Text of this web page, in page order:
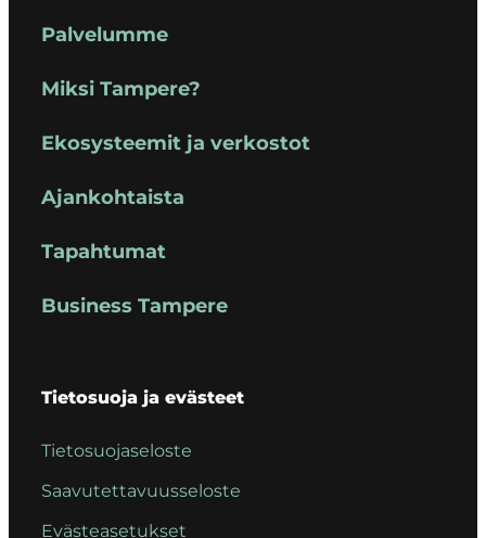
Palvelumme
Miksi Tampere?
Ekosysteemit ja verkostot
Ajankohtaista
Tapahtumat
Business Tampere
Tietosuoja ja evästeet
Tietosuojaseloste
Saavutettavuusseloste
Evästeasetukset